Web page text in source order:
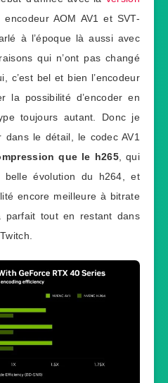
encodeur AOM AV1 et SVT-
à l’époque là aussi avec
qui n’ont pas changé
c’est bel et bien l’encodeur
la possibilité d’encoder en
toujours autant. Donc je
le détail, le codec AV1
que le h265, qui
belle évolution du h264, et
encore meilleure à bitrate
parfait tout en restant dans